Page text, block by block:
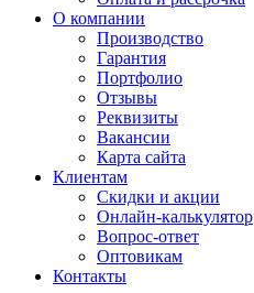
О компании
Производство
Гарантия
Портфолио
Отзывы
Реквизиты
Вакансии
Карта сайта
Клиентам
Скидки и акции
Онлайн-калькулятор
Вопрос-ответ
Оптовикам
Контакты